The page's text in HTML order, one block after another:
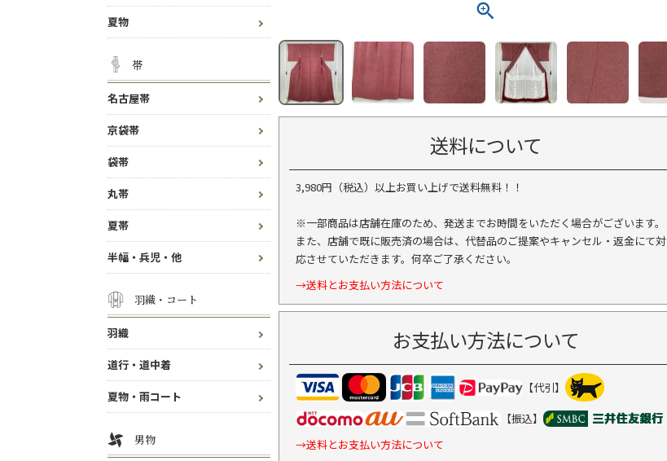
夏物
帯
名古屋帯
京袋帯
袋帯
丸帯
夏帯
半幅・兵児・他
羽織・コート
羽織
道行・道中着
夏物・雨コート
男物
送料について
3,980円（税込）以上お買い上げで送料無料！！
※一部商品は店舗在庫のため、発送までお時間をいただく場合がございます。
また、店舗で既に販売済の場合は、代替品のご提案やキャンセル・返金にて対
応させていただきます。何卒ご了承ください。
→送料とお支払い方法について
お支払い方法について
【代引】
【振込】
→送料とお支払い方法について